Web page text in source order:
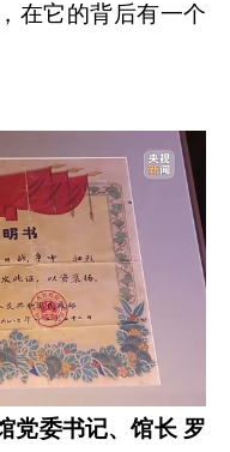
在它的背后有一个
党委书记、馆长 罗